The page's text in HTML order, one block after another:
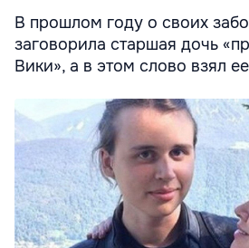
В прошлом году о своих
заговорила старшая дочь
Вики», а в этом слово взял